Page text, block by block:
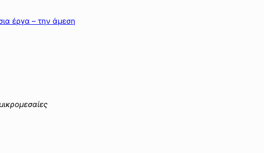
έργα – την άμεση